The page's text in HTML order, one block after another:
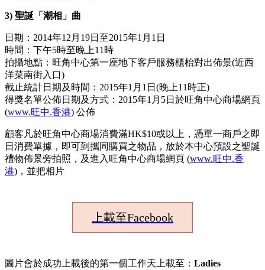
3) 聖誕「潮相」曲
日期：2014年12月19日至2015年1月1日
時間：下午5時至晚上11時
拍攝地點：旺角中心第一座地下客戶服務櫃枱對出佈景(近西
洋菜南街入口)
截止統計日期及時間：2015年1月1日(晚上11時正)
得獎名單公佈日期及方式：2015年1月5日於旺角中心商場網頁
(www.旺中.香港) 公佈
顧客凡於旺角中心商場消費滿HK$10或以上，憑單一商戶之即
日消費單據，即可到攜同購買之物品，放於本中心預設之聖誕
禮物佈景旁拍照，及進入旺角中心商場網頁 (www.旺中.香
港)，並把相片
上載至Facebook
圖片會於成功上載後的第一個工作天上載至： Ladies